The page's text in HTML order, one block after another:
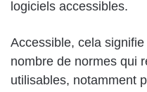
logiciels accessibles.
Accessible, cela
nombre de normes qui
utilisables, notamment